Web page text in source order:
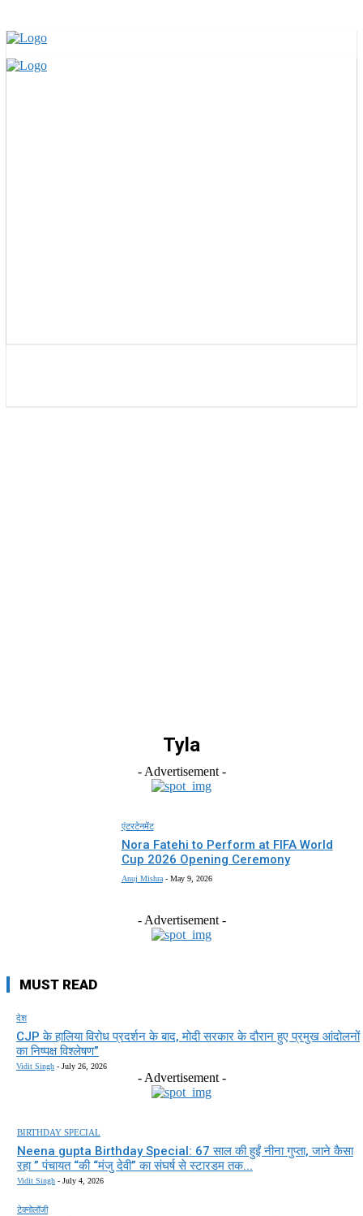
Tyla
- Advertisement -
एंटरटेनमेंट
Nora Fatehi to Perform at FIFA World
Cup 2026 Opening Ceremony
Anuj Mishra - May 9, 2026
- Advertisement -
MUST READ
देश
CJP के हालिया विरोध प्रदर्शन के बाद, मोदी सरकार के दौरान हुए प्रमुख आंदोलनों
का निष्पक्ष विश्लेषण”
Vidit Singh - July 26, 2026
- Advertisement -
BIRTHDAY SPECIAL
Neena gupta Birthday Special: 67 साल की हुईं नीना गुप्ता, जाने कैसा
रहा ” पंचायत “की “मंजु देवी” का संघर्ष से स्टारडम तक...
Vidit Singh - July 4, 2026
टेक्नोलॉजी